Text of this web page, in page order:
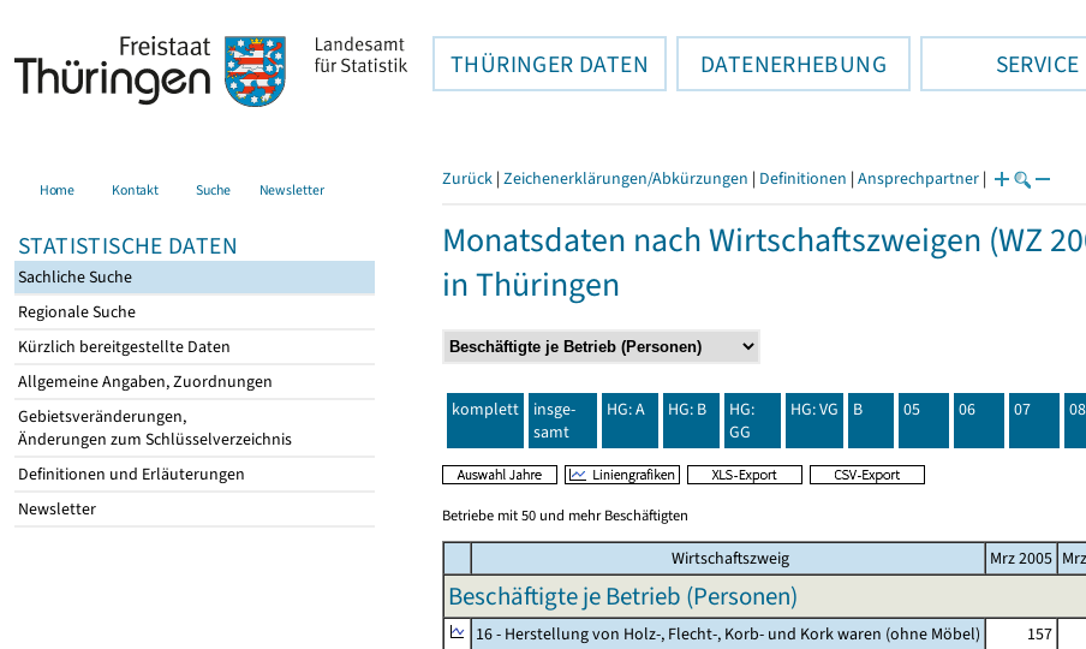
THÜRINGER DATEN DATENERHEBUNG SERVICE
Home Kontakt Suche Newsletter
STATISTISCHE DATEN
Sachliche Suche
Regionale Suche
Kürzlich bereitgestellte Daten
Allgemeine Angaben, Zuordnungen
Gebietsveränderungen,
Änderungen zum Schlüsselverzeichnis
Definitionen und Erläuterungen
Newsletter
Zurück | Zeichenerklärungen/Abkürzungen | Definitionen | Ansprechpartner |
Monatsdaten nach Wirtschaftszweigen (WZ
in Thüringen
komplett
insge-
samt
HG: A HG: B
HG:
GG
HG: VG B 05 06 07 08
Betriebe mit 50 und mehr Beschäftigten
Wirtschaftszweig Mrz 2005
Beschäftigte je Betrieb (Personen)
16 - Herstellung von Holz-, Flecht-, Korb- und Kork waren (ohne Möbel) 157